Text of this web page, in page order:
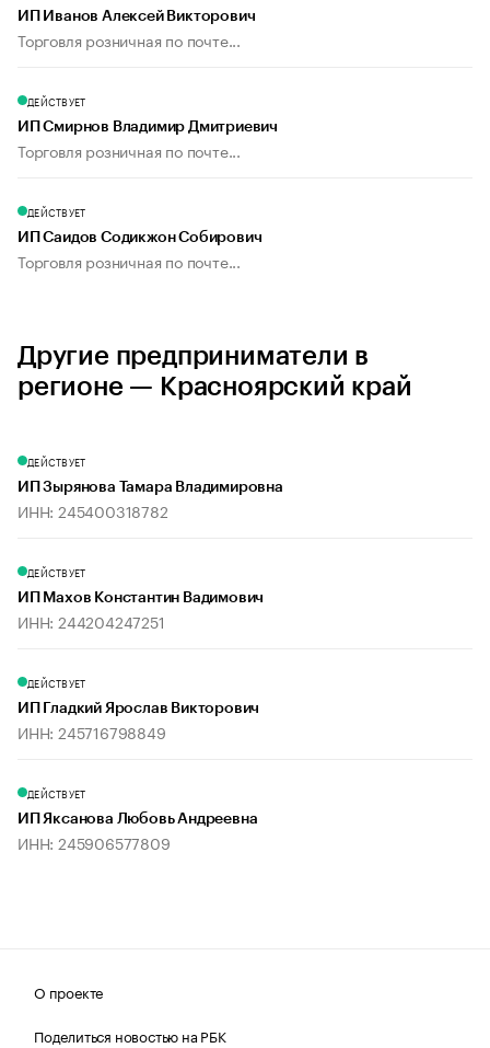
ИП Иванов Алексей Викторович
Торговля розничная по почте...
ДЕЙСТВУЕТ
ИП Смирнов Владимир Дмитриевич
Торговля розничная по почте...
ДЕЙСТВУЕТ
ИП Саидов Содикжон Собирович
Торговля розничная по почте...
Другие предприниматели в
регионе — Красноярский край
ДЕЙСТВУЕТ
ИП Зырянова Тамара Владимировна
ИНН: 245400318782
ДЕЙСТВУЕТ
ИП Махов Константин Вадимович
ИНН: 244204247251
ДЕЙСТВУЕТ
ИП Гладкий Ярослав Викторович
ИНН: 245716798849
ДЕЙСТВУЕТ
ИП Яксанова Любовь Андреевна
ИНН: 245906577809
О проекте
Поделиться новостью на РБК